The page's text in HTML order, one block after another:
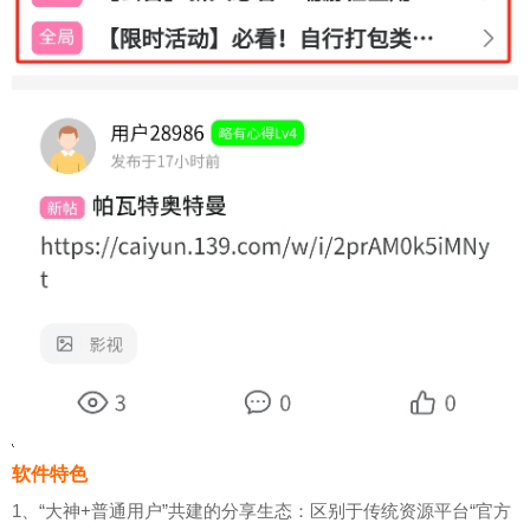
软件特色
1、“大神+普通用户”共建的分享生态：区别于传统资源平台“官方